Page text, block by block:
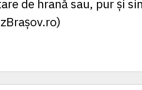
de hrană sau, pur și